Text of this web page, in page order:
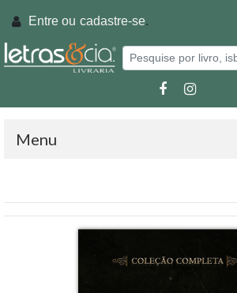
Entre ou cadastre-se.
Menu